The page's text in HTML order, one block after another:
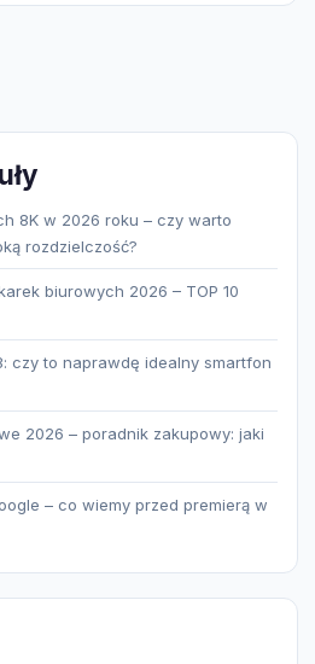
8K w 2026 roku – czy warto
rozdzielczość?
biurowych 2026 – TOP 10
czy to naprawdę idealny smartfon
2026 – poradnik zakupowy: jaki
– co wiemy przed premierą w